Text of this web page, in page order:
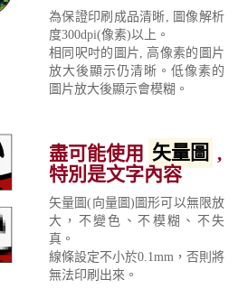
為保證印刷成品清晰, 圖像解析
度300dpi(像素)以上。
相同呎吋的圖片, 高像素的圖片
放大後顯示仍清晰。低像素的
圖片放大後顯示會模糊。
盡可能使用 矢量圖 ,
特別是文字內容
矢量圖(向量圖)圖形可以無限放
大，不變色、不模糊、不失
真。
線條設定不小於0.1mm，否則將
無法印刷出來。